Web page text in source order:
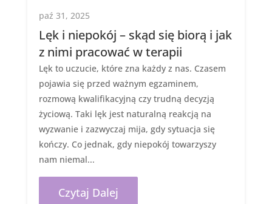
Lęk i niepokój – skąd się biorą i jak
z nimi pracować w terapii
paź 31, 2025
Lęk to uczucie, które zna każdy z nas. Czasem
pojawia się przed ważnym egzaminem,
rozmową kwalifikacyjną czy trudną decyzją
życiową. Taki lęk jest naturalną reakcją na
wyzwanie i zazwyczaj mija, gdy sytuacja się
kończy. Co jednak, gdy niepokój towarzyszy
nam niemal...
Czytaj Dalej